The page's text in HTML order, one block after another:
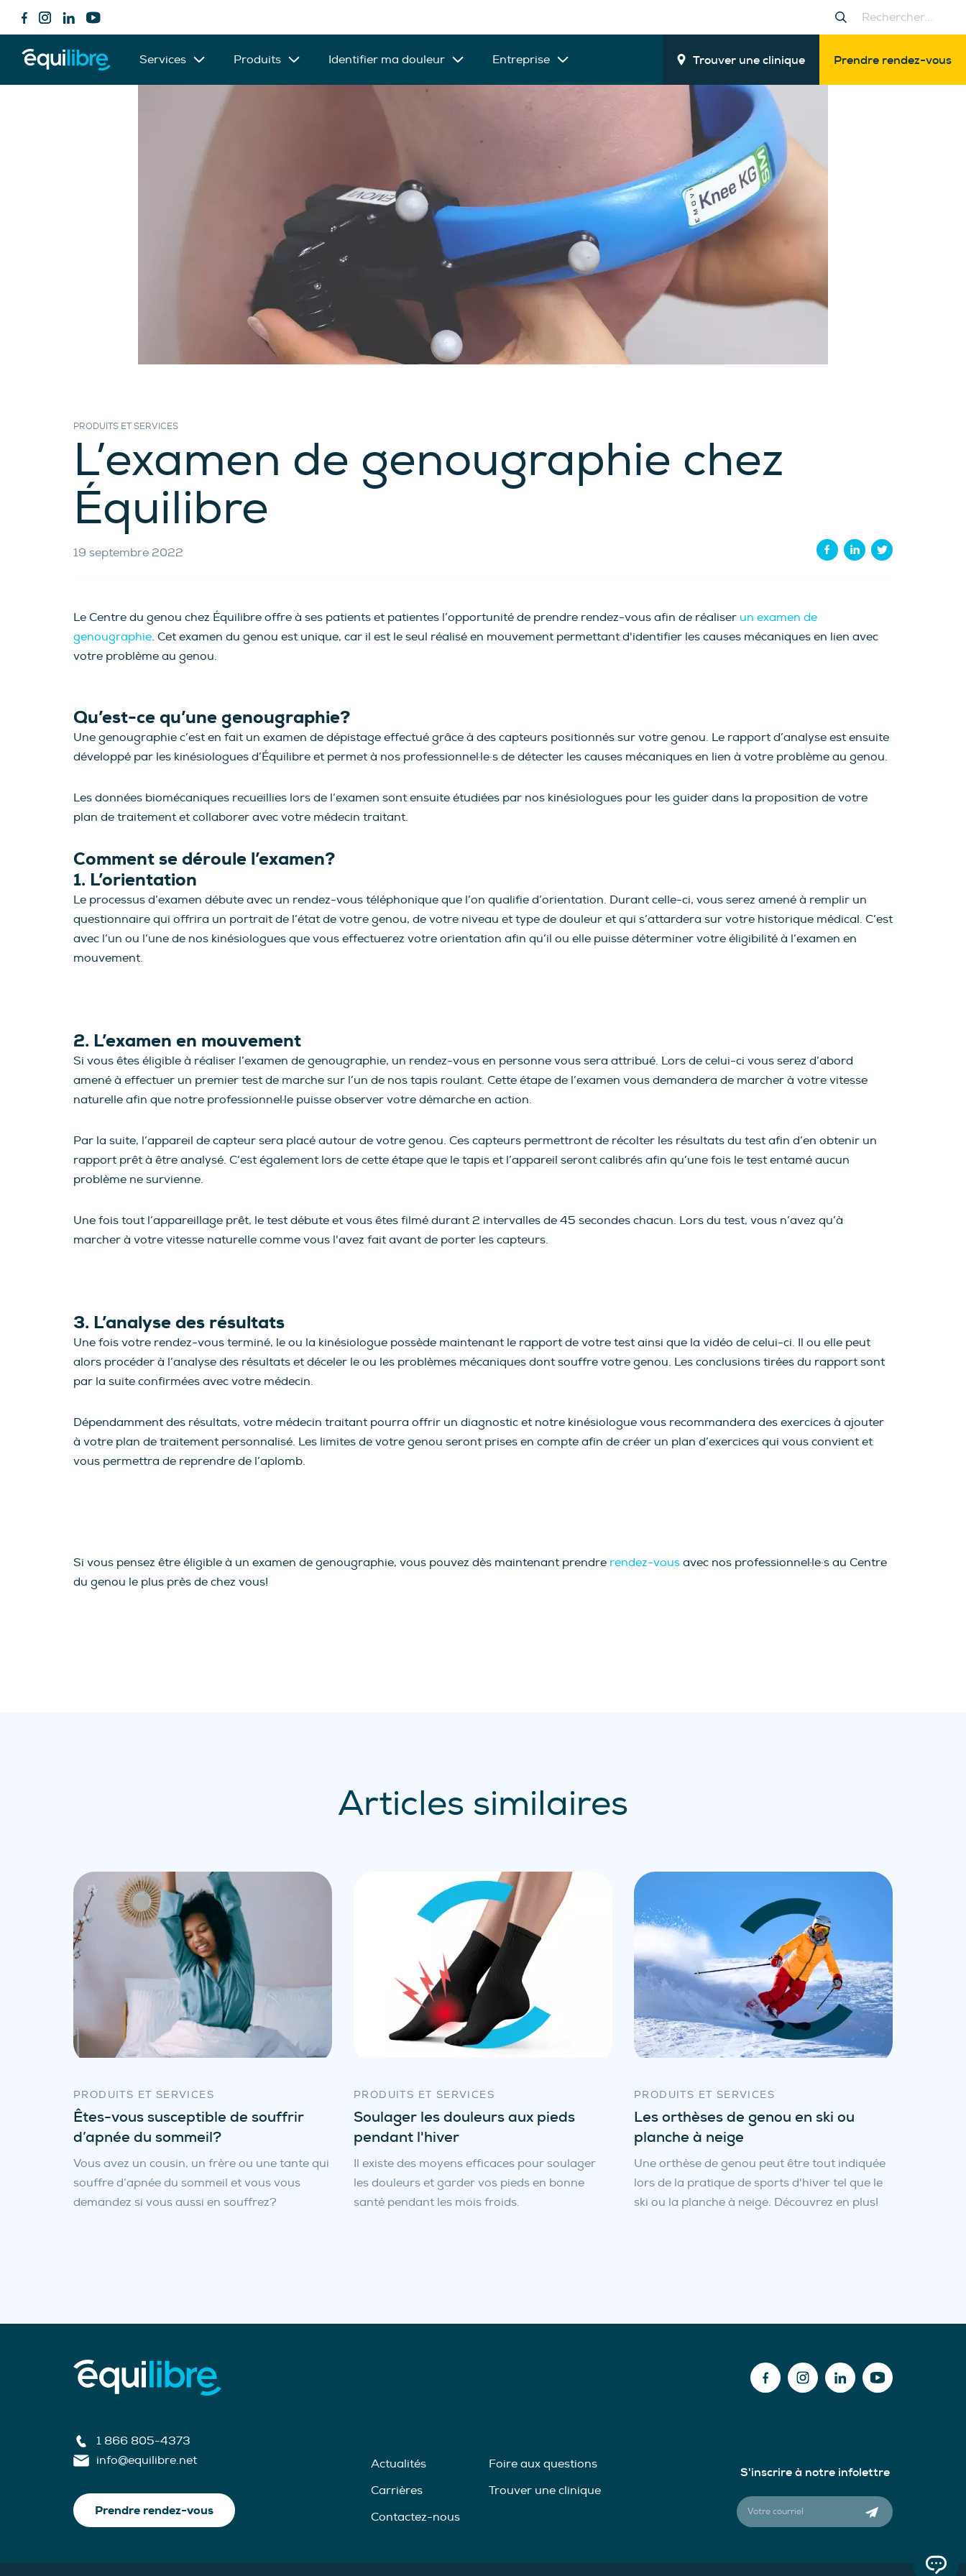
Services Produits Identifier ma douleur Entreprise Trouver une clinique Prendre rendez-vous
PRODUITS ET SERVICES
L’examen de genougraphie chez
Équilibre
19 septembre 2022
Le Centre du genou chez Équilibre offre à ses patients et patientes l’opportunité de prendre rendez-vous afin de réaliser un examen de
genougraphie. Cet examen du genou est unique, car il est le seul réalisé en mouvement permettant d'identifier les causes mécaniques en lien avec
votre problème au genou.
Qu’est-ce qu’une genougraphie?
Une genougraphie c’est en fait un examen de dépistage effectué grâce à des capteurs positionnés sur votre genou. Le rapport d’analyse est ensuite
développé par les kinésiologues d’Équilibre et permet à nos professionnel·le·s de détecter les causes mécaniques en lien à votre problème au genou.
Les données biomécaniques recueillies lors de l’examen sont ensuite étudiées par nos kinésiologues pour les guider dans la proposition de votre
plan de traitement et collaborer avec votre médecin traitant.
Comment se déroule l’examen?
1. L’orientation
Le processus d’examen débute avec un rendez-vous téléphonique que l’on qualifie d’orientation. Durant celle-ci, vous serez amené à remplir un
questionnaire qui offrira un portrait de l’état de votre genou, de votre niveau et type de douleur et qui s’attardera sur votre historique médical. C’est
avec l’un ou l’une de nos kinésiologues que vous effectuerez votre orientation afin qu’il ou elle puisse déterminer votre éligibilité à l’examen en
mouvement.
2. L’examen en mouvement
Si vous êtes éligible à réaliser l’examen de genougraphie, un rendez-vous en personne vous sera attribué. Lors de celui-ci vous serez d’abord
amené à effectuer un premier test de marche sur l’un de nos tapis roulant. Cette étape de l’examen vous demandera de marcher à votre vitesse
naturelle afin que notre professionnel·le puisse observer votre démarche en action.
Par la suite, l’appareil de capteur sera placé autour de votre genou. Ces capteurs permettront de récolter les résultats du test afin d’en obtenir un
rapport prêt à être analysé. C’est également lors de cette étape que le tapis et l’appareil seront calibrés afin qu’une fois le test entamé aucun
problème ne survienne.
Une fois tout l’appareillage prêt, le test débute et vous êtes filmé durant 2 intervalles de 45 secondes chacun. Lors du test, vous n’avez qu’à
marcher à votre vitesse naturelle comme vous l'avez fait avant de porter les capteurs.
3. L’analyse des résultats
Une fois votre rendez-vous terminé, le ou la kinésiologue possède maintenant le rapport de votre test ainsi que la vidéo de celui-ci. Il ou elle peut
alors procéder à l’analyse des résultats et déceler le ou les problèmes mécaniques dont souffre votre genou. Les conclusions tirées du rapport sont
par la suite confirmées avec votre médecin.
Dépendamment des résultats, votre médecin traitant pourra offrir un diagnostic et notre kinésiologue vous recommandera des exercices à ajouter
à votre plan de traitement personnalisé. Les limites de votre genou seront prises en compte afin de créer un plan d’exercices qui vous convient et
vous permettra de reprendre de l’aplomb.
Si vous pensez être éligible à un examen de genougraphie, vous pouvez dès maintenant prendre rendez-vous avec nos professionnel·le·s au Centre
du genou le plus près de chez vous!
Articles similaires
PRODUITS ET SERVICES
Êtes-vous susceptible de souffrir
d’apnée du sommeil?
Vous avez un cousin, un frère ou une tante qui
souffre d’apnée du sommeil et vous vous
demandez si vous aussi en souffrez?
PRODUITS ET SERVICES
Soulager les douleurs aux pieds
pendant l'hiver
Il existe des moyens efficaces pour soulager
les douleurs et garder vos pieds en bonne
santé pendant les mois froids.
PRODUITS ET SERVICES
Les orthèses de genou en ski ou
planche à neige
Une orthèse de genou peut être tout indiquée
lors de la pratique de sports d'hiver tel que le
ski ou la planche à neige. Découvrez en plus!
1 866 805-4373
info@equilibre.net
Prendre rendez-vous
Actualités
Carrières
Contactez-nous
Foire aux questions
Trouver une clinique
S'inscrire à notre infolettre